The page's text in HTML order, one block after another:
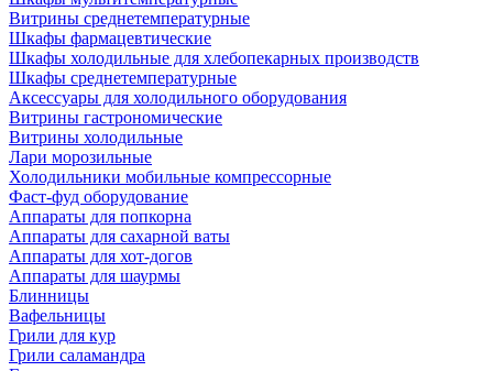
Витрины среднетемпературные
Шкафы фармацевтические
Шкафы холодильные для хлебопекарных производств
Шкафы среднетемпературные
Аксессуары для холодильного оборудования
Витрины гастрономические
Витрины холодильные
Лари морозильные
Холодильники мобильные компрессорные
Фаст-фуд оборудование
Аппараты для попкорна
Аппараты для сахарной ваты
Аппараты для хот-догов
Аппараты для шаурмы
Блинницы
Вафельницы
Грили для кур
Грили саламандра